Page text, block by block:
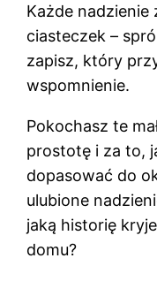
Każde
ciasteczek –
zapisz, który
wspomnienie.
Pokochasz te
prostotę i za to,
dopasować do
ulubione
jaką historię
domu?